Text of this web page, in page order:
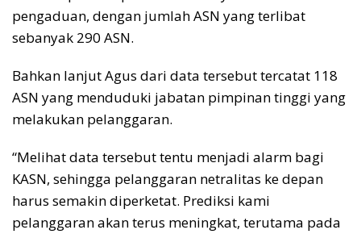
pengaduan, dengan jumlah ASN yang terlibat
sebanyak 290 ASN.
Bahkan lanjut Agus dari data tersebut tercatat 118
ASN yang menduduki jabatan pimpinan tinggi yang
melakukan pelanggaran.
“Melihat data tersebut tentu menjadi alarm bagi
KASN, sehingga pelanggaran netralitas ke depan
harus semakin diperketat. Prediksi kami
pelanggaran akan terus meningkat, terutama pada